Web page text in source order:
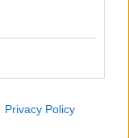
Privacy Policy
να τους
μίλησε και για